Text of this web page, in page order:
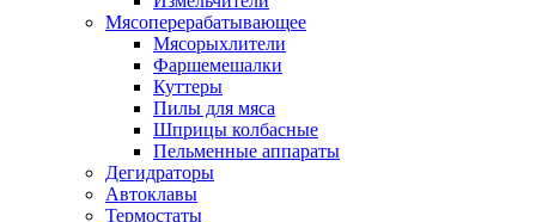
Мясоперерабатывающее
Мясорыхлители
Фаршемешалки
Куттеры
Пилы для мяса
Шприцы колбасные
Пельменные аппараты
Дегидраторы
Автоклавы
Термостаты